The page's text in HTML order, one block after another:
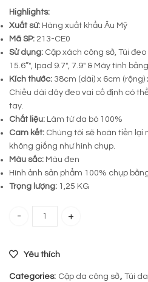
Highlights:
Xuất sứ: Hàng xuất khẩu Âu Mỹ
Mã SP: 213-CE0
Sử dụng: Cặp xách công sở, Túi
15.6”″, Ipad 9.7″, 7.9″ & Máy tính
Kích thước: 38cm (dài) x 6cm (rộng)
Chiều dài dây đeo vai cố định có
tay.
Chất liệu: Làm từ da bò 100%
Cam kết: Chúng tôi sẽ hoàn tiền lại
không giống như hình chụp.
Màu sắc: Màu đen
Hình ảnh sản phẩm 100% chụp
Trọng lượng: 1,25 KG
Cặp da bò công sở 213 quantity
Yêu thích
Categories: Cặp da công sở, Túi